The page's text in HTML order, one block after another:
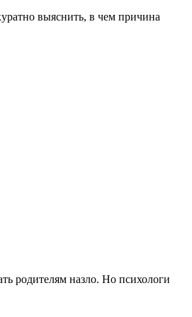
выяснить, в чем причина
родителям назло. Но психологи